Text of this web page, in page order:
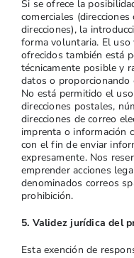
Si se ofrece la
comerciales
direcciones), la
forma voluntaria. El
ofrecidos también está
técnicamente posible y
datos o
No está permitido el
direcciones postales,
direcciones de correo
imprenta o información
con el fin de enviar
expresamente. Nos
emprender acciones
denominados correos
prohibición.
5. Validez jurídica del
Esta exención de